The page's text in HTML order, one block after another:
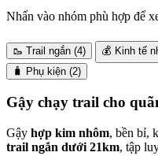
Nhấn vào nhóm phù hợp để
🥾 Trail ngắn (4) 💰 Kinh tế
🧳 Phụ kiện (2)
Gậy chạy trail cho
Gậy hợp kim nhôm, bền bỉ,
trail ngắn dưới 21km, tập